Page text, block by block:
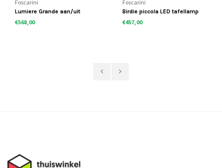
Foscarini
Lumiere Grande aan/uit
€568,00
Foscarini
Birdie piccola LED tafellamp
€457,00